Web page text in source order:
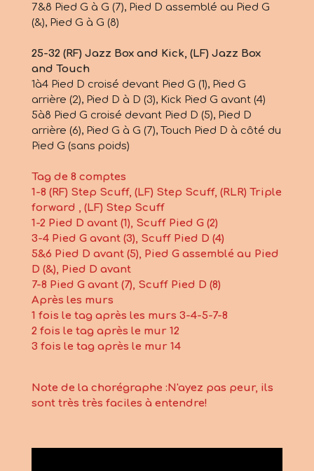
7&8 Pied G à G (7), Pied D assemblé au Pied G
(&), Pied G à G (8)
25-32 (RF) Jazz Box and Kick, (LF) Jazz Box
and Touch
1à4 Pied D croisé devant Pied G (1), Pied G
arrière (2), Pied D à D (3), Kick Pied G avant (4)
5à8 Pied G croisé devant Pied D (5), Pied D
arrière (6), Pied G à G (7), Touch Pied D à côté du
Pied G (sans poids)
Tag de 8 comptes
1-8 (RF) Step Scuff, (LF) Step Scuff, (RLR) Triple
forward , (LF) Step Scuff
1-2 Pied D avant (1), Scuff Pied G (2)
3-4 Pied G avant (3), Scuff Pied D (4)
5&6 Pied D avant (5), Pied G assemblé au Pied
D (&), Pied D avant
7-8 Pied G avant (7), Scuff Pied D (8)
Après les murs
1 fois le tag après les murs 3-4-5-7-8
2 fois le tag après le mur 12
3 fois le tag après le mur 14
Note de la chorégraphe :N'ayez pas peur, ils
sont très très faciles à entendre!